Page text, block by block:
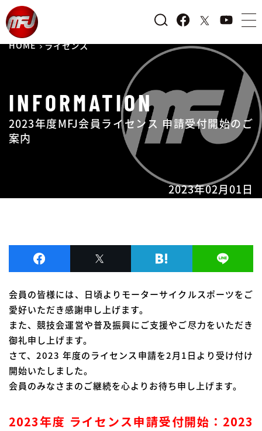
HOME ライセンス
INFORMATION
2023年度MFJ会員ライセンス 申請受付開始のご
案内
2023年02月01日
会員の皆様には、日頃よりモーターサイクルスポーツをご
愛好いただき感謝申し上げます。
また、競技会運営や普及振興にご支援やご尽力をいただき
御礼申し上げます。
さて、2023 年度のライセンス申請を2月1日より受け付け
開始いたしました。
会員のみなさまのご継続を心よりお待ち申し上げます。
2023年度 ライセンス申請受付開始：2023